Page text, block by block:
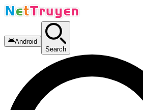
Android
Search